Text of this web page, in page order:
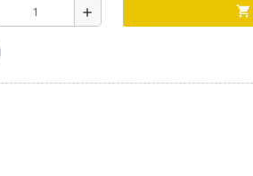
add shopping_cart